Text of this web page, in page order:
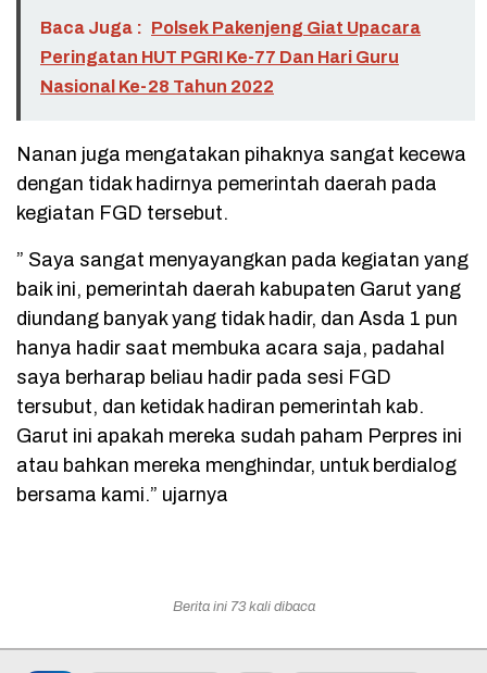
Baca Juga : Polsek Pakenjeng Giat Upacara
Peringatan HUT PGRI Ke-77 Dan Hari Guru
Nasional Ke-28 Tahun 2022
Nanan juga mengatakan pihaknya sangat kecewa
dengan tidak hadirnya pemerintah daerah pada
kegiatan FGD tersebut.
” Saya sangat menyayangkan pada kegiatan yang
baik ini, pemerintah daerah kabupaten Garut yang
diundang banyak yang tidak hadir, dan Asda 1 pun
hanya hadir saat membuka acara saja, padahal
saya berharap beliau hadir pada sesi FGD
tersubut, dan ketidak hadiran pemerintah kab.
Garut ini apakah mereka sudah paham Perpres ini
atau bahkan mereka menghindar, untuk berdialog
bersama kami.” ujarnya
Berita ini 73 kali dibaca